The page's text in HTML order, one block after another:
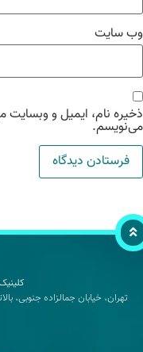
سایت
نام، ایمیل و وبسایت
تهران، خیابان جمالزاده جنوبی، بالاتر از خیابان